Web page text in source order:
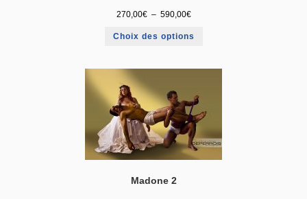
270,00€ – 590,00€
Choix des options
Madone 2